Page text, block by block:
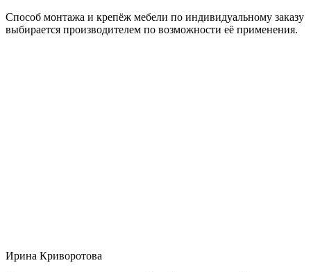
Способ монтажа и крепёж мебели по индивидуальному заказу
выбирается производителем по возможности её применения.
Ирина Криворотова